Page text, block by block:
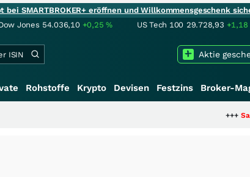
bei SMARTBROKER+ eröffnen und Willkommensgeschenk
Jones 54.036,10 +0,25% US Tech 100 29.728,93 +1,18
Aktie
Rohstoffe Krypto Devisen Festzins Broker-
Saga bei